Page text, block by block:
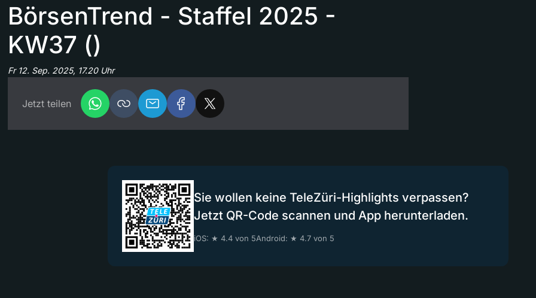
BörsenTrend - Staffel 2025 -
KW37 ()
Fr 12. Sep. 2025, 17.20 Uhr
Jetzt teilen
Sie wollen keine TeleZüri-Highlights verpassen?
Jetzt QR-Code scannen und App herunterladen.
iOS: ★ 4.4 von 5Android: ★ 4.7 von 5